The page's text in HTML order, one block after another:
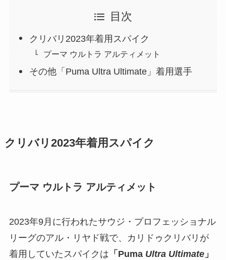
目次
クリバリ2023年着用スパイク
プーマ ウルトラ アルティメット
その他「Puma Ultra Ultimate」着用選手
クリバリ2023年着用スパイク
プーマ ウルトラ アルティメット
2023年9月に行われたサウジ・プロフェッショナル
リーグのアル・リヤド戦で、カリドゥクリバリが
着用していたスパイクは 「Puma Ultra Ultimate」